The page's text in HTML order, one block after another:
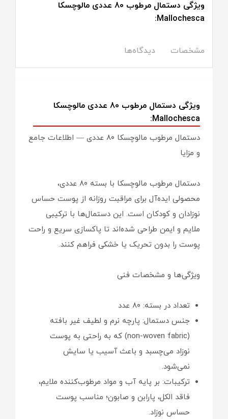
ویژگی دستمال مرطوب 80 عددی مالوچسکا
Mallochesca:
مشخصات دیدگاه‌ها
ویژگی دستمال مرطوب 80 عددی مالوچسکا
Mallochesca:
دستمال مرطوب مالوچسکا ۸۰ عددی — اطلاعات جامع
و مزایا
دستمال مرطوب مالوچسکا با بسته ۸۰ عددی،
محصولی ایده‌آل برای مراقبت روزانه از پوست حساس
نوزادان و کودکان است. این دستمال‌ها با ترکیبی
ملایم و ایمن طراحی شده‌اند تا پاکسازی سریع و راحت
پوست را بدون تحریک یا خشکی فراهم کنند.
ویژگی‌ها و مشخصات فنی
تعداد در بسته: ۸۰ عدد
جنس دستمال: پارچه نرم و لطیف غیر بافته
(non-woven fabric) که به راحتی به پوست
نوزاد می‌چسبد و باعث آسیب یا سایش
نمی‌شود.
ترکیبات: بر پایه آب و مواد مرطوب‌کننده ملایم،
فاقد الکل، پارابن و صابون؛ مناسب پوست
حساس نوزاد.